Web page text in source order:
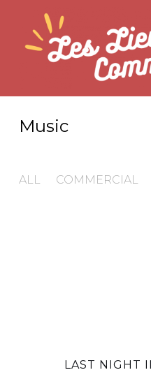
Music
ALL COMMERCIAL
LAST NIGHT